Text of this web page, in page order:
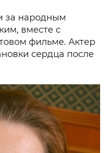
за народным
вместе с
фильме. Актер
сердца после